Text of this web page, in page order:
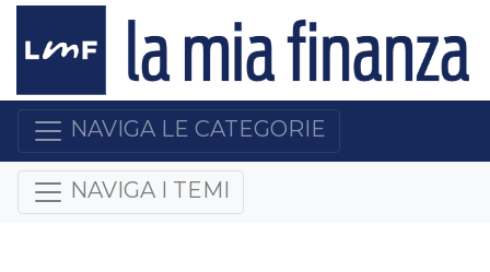
NAVIGA LE CATEGORIE
NAVIGA I TEMI